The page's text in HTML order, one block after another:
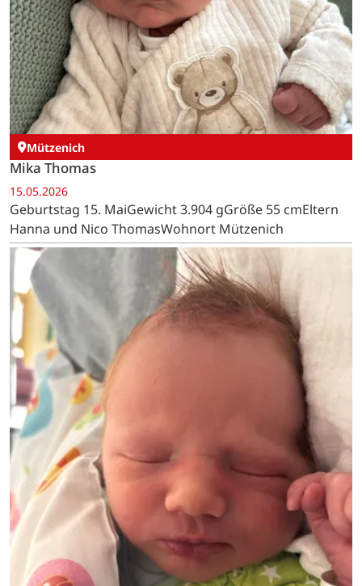
Mützenich
Mika Thomas
15.05.2026
Geburtstag 15. MaiGewicht 3.904 gGröße 55 cmEltern
Hanna und Nico ThomasWohnort Mützenich